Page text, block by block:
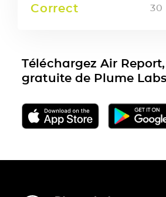
Correct 30
Téléchargez Air
gratuite de Plume Labs